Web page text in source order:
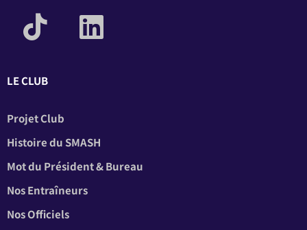
LE CLUB
Projet Club
Histoire du SMASH
Mot du Président & Bureau
Nos Entraîneurs
Nos Officiels